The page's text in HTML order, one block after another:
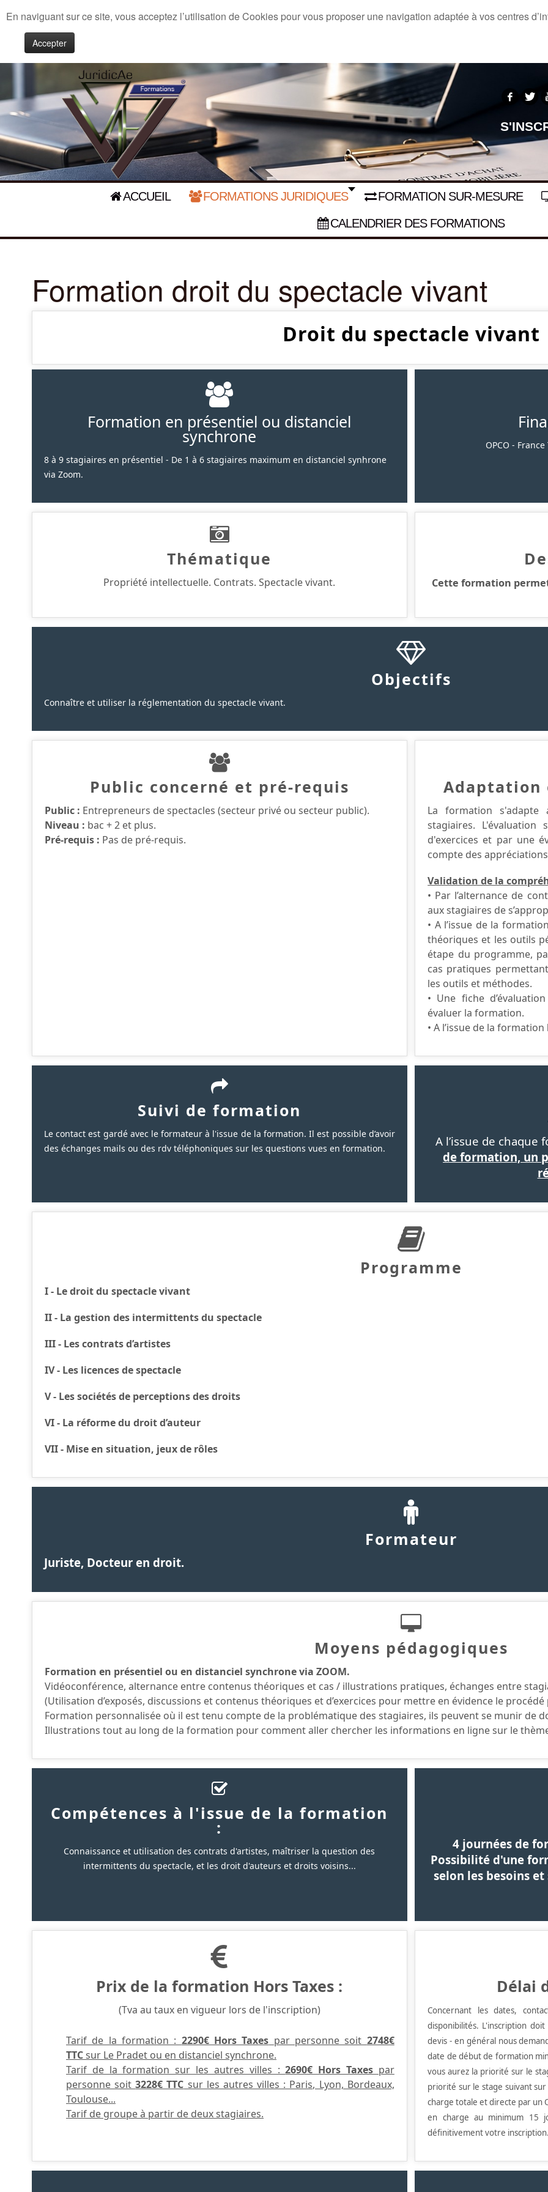
En naviguant sur ce site, vous acceptez l’utilisation de Cookies pour vous proposer une navigation adaptée à vos centres
Accepter
ACCUEIL FORMATIONS JURIDIQUES FORMATION SUR-MESURE
CALENDRIER DES FORMATIONS
Formation droit du spectacle vivant
Droit du spectacle vivant
Formation en présentiel ou distanciel
synchrone
8 à 9 stagiaires en présentiel - De 1 à 6 stagiaires maximum en distanciel synhrone
via Zoom.
OPCO -
Thématique
Propriété intellectuelle. Contrats. Spectacle vivant.
Cette formation
Objectifs
Connaître et utiliser la réglementation du spectacle vivant.
Public concerné et pré-requis
Public : Entrepreneurs de spectacles (secteur privé ou secteur public).
Niveau : bac + 2 et plus.
Pré-requis : Pas de pré-requis.
Adaptation
La formation
stagiaires.
d'exercices et par une
compte des
Validation de la
• Par l’alternance de
aux stagiaires de
• A l’issue de la
théoriques et les outils
étape du programme,
cas pratiques
les outils et méthodes.
• Une fiche
évaluer la formation.
• A l’issue de la
Suivi de formation
Le contact est gardé avec le formateur à l'issue de la formation. Il est possible d’avoir
des échanges mails ou des rdv téléphoniques sur les questions vues en formation.
A l’issue de
de formation, un
Programme
I - Le droit du spectacle vivant
II - La gestion des intermittents du spectacle
III - Les contrats d’artistes
IV - Les licences de spectacle
V - Les sociétés de perceptions des droits
VI - La réforme du droit d’auteur
VII - Mise en situation, jeux de rôles
Formateur
Juriste, Docteur en droit.
Moyens pédagogiques
Formation en présentiel ou en distanciel synchrone via ZOOM.
Vidéoconférence, alternance entre contenus théoriques et cas / illustrations pratiques, échanges entre
(Utilisation d’exposés, discussions et contenus théoriques et d’exercices pour mettre en évidence le
Formation personnalisée où il est tenu compte de la problématique des stagiaires, ils peuvent se munir de
Illustrations tout au long de la formation pour comment aller chercher les informations en ligne sur le
Compétences à l'issue de la formation
:
Connaissance et utilisation des contrats d'artistes, maîtriser la question des
intermittents du spectacle, et les droit d'auteurs et droits voisins...
4 journées de
Possibilité d'une
selon les besoins
Prix de la formation Hors Taxes :
(Tva au taux en vigueur lors de l'inscription)
Tarif de la formation : 2290€ Hors Taxes par personne soit 2748€
TTCsur Le Pradet ou en distanciel synchrone.
Tarif de la formation sur les autres villes :2690€ Hors Taxes par
personne soit3228€ TTC sur les autres villes : Paris, Lyon, Bordeaux,
Toulouse...
Tarif de groupe à partir de deux stagiaires.
Délai
Concernant les dates,
disponibilités. L'inscription
devis - en général nous
date de début de formation
vous aurez la priorité sur le
priorité sur le stage suivant
charge totale et directe par un
en charge au minimum 15
définitivement votre inscription.